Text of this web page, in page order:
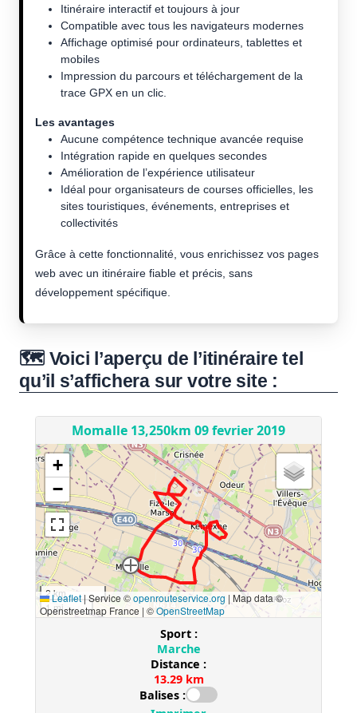
Itinéraire interactif et toujours à jour
Compatible avec tous les navigateurs modernes
Affichage optimisé pour ordinateurs, tablettes et
mobiles
Impression du parcours et téléchargement de la
trace GPX en un clic.
Les avantages
Aucune compétence technique avancée requise
Intégration rapide en quelques secondes
Amélioration de l’expérience utilisateur
Idéal pour organisateurs de courses officielles, les
sites touristiques, événements, entreprises et
collectivités
Grâce à cette fonctionnalité, vous enrichissez vos pages
web avec un itinéraire fiable et précis, sans
développement spécifique.
🗺️ Voici l’aperçu de l’itinéraire tel
qu’il s’affichera sur votre site :